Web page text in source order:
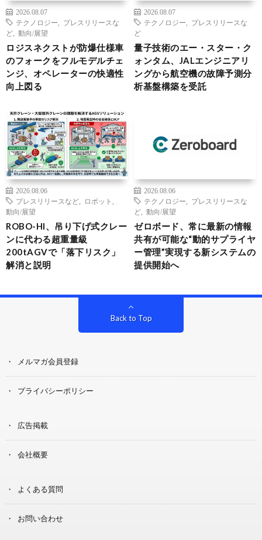
2026.08.07
テクノロジー
プレスリリースな
ど
動向/展望
ロジスネクストが防爆仕様車
のフォークをフルモデルチェ
ンジ、オペレーターの快適性
向上図る
2026.08.07
テクノロジー
プレスリリースな
ど
量子技術のエー・スター・ク
ォンタム、JALエンジニアリ
ングから航空機の故障予測分
析基盤構築を受託
2026.08.06
プレスリリースなど
ロボット
動向/展望
ROBO-HI、吊り下げ式クレー
ンに代わる超重量級
200tAGVで「落下リスク」
解消と説明
2026.08.06
テクノロジー
プレスリリースな
ど
動向/展望
ゼロボード、常に最新の情報
共有が可能な“動的サプライヤ
ー管理”実現する新システムの
提供開始へ
Back to Top
メルマガ会員登録
プライバシーポリシー
広告掲載
会社概要
よくある質問
お問い合わせ